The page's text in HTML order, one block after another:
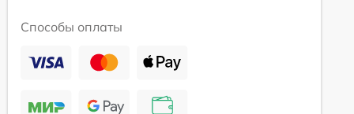
Способы оплаты